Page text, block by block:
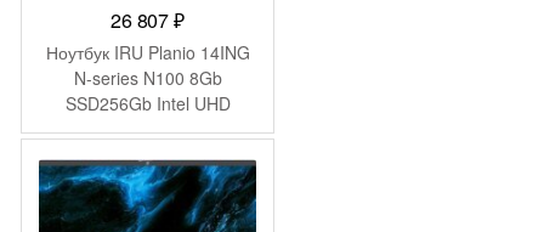
26 807₽
Ноутбук IRU Planio 14ING
N-series N100 8Gb
SSD256Gb Intel UHD
Graphics 14″ IPS FHD
(1920×1080) Windows 11
Pro Multi Language 64
black WiFi BT Cam